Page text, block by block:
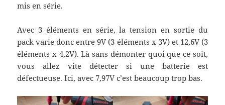
mis en série.
Avec 3 éléments en série, la tension en sortie du
pack varie donc entre 9V (3 éléments x 3V) et 12,6V (3
éléments x 4,2V). Là sans démonter quoi que ce soit,
vous allez vite détecter si une batterie est
défectueuse. Ici, avec 7,97V c’est beaucoup trop bas.